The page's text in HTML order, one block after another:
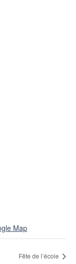
Map
Fête de l’école